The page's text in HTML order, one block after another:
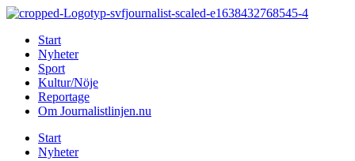
Hoppa
innehållStart
Nyheter
Sport
Kultur/Nöje
Reportage
Om Journalistlinjen.nu
Start
Nyheter